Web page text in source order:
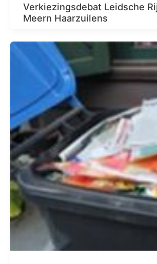
Verkiezingsdebat Leidsche
Meern Haarzuilens